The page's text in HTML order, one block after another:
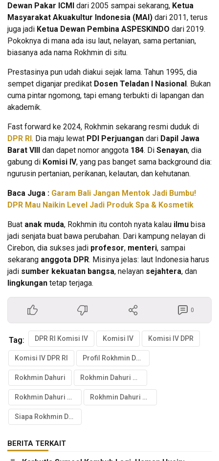
Dewan Pakar ICMI dari 2005 sampai sekarang, Ketua
Masyarakat Akuakultur Indonesia (MAI) dari 2011, terus
juga jadi Ketua Dewan Pembina ASPESKINDO dari 2019.
Pokoknya di mana ada isu laut, nelayan, sama pertanian,
biasanya ada nama Rokhmin di situ.
Prestasinya pun udah diakui sejak lama. Tahun 1995, dia
sempet diganjar predikat Dosen Teladan I Nasional. Bukan
cuma pintar ngomong, tapi emang terbukti di lapangan dan
akademik.
Fast forward ke 2024, Rokhmin sekarang resmi duduk di
DPR RI. Dia maju lewat PDI Perjuangan dari Dapil Jawa
Barat VIII dan dapet nomor anggota 184. Di Senayan, dia
gabung di Komisi IV, yang pas banget sama background dia:
ngurusin pertanian, perikanan, kelautan, dan kehutanan.
Baca Juga : Garam Bali Jangan Mentok Jadi Bumbu!
DPR Mau Naikin Level Jadi Produk Spa & Kosmetik
Buat anak muda, Rokhmin itu contoh nyata kalau ilmu bisa
jadi senjata buat bawa perubahan. Dari kampung nelayan di
Cirebon, dia sukses jadi profesor, menteri, sampai
sekarang anggota DPR. Misinya jelas: laut Indonesia harus
jadi sumber kekuatan bangsa, nelayan sejahtera, dan
lingkungan tetap terjaga.
0
Tag: DPR RI Komisi IV Komisi IV Komisi IV DPR
Komisi IV DPR RI Profil Rokhmin Dahuri
Rokhmin Dahuri Rokhmin Dahuri DPR
Rokhmin Dahuri Komisi Rokhmin Dahuri PDIP
Siapa Rokhmin Dahuri
BERITA TERKAIT